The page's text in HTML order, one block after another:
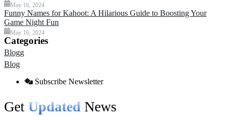
May 16, 2024
Funny Names for Kahoot: A Hilarious Guide to Boosting Your
Game Night Fun
May 16, 2024
Categories
Blogg
Blog
Subscribe Newsletter
Get Updated News